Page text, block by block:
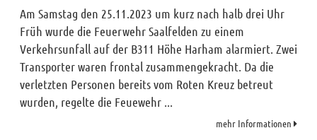
Am Samstag den 25.11.2023 um kurz nach halb drei Uhr
Früh wurde die Feuerwehr Saalfelden zu einem
Verkehrsunfall auf der B311 Höhe Harham alarmiert. Zwei
Transporter waren frontal zusammengekracht. Da die
verletzten Personen bereits vom Roten Kreuz betreut
wurden, regelte die Feuewehr ...
mehr Informationen